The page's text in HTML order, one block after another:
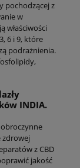
pochodzącej z
w
właściwości
6 i 9, które
podrażnienia.
INDIA.
zdrowej
z CBD
jakość